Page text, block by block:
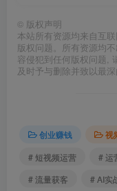
© 版权声明
本站所有资源均来自互
版权问题。所有资源均
容侵犯到任何版权问题,
及时予与删除并致以最深
创业赚钱
视
# 短视频运营
# 运
# 流量获客
# AI实